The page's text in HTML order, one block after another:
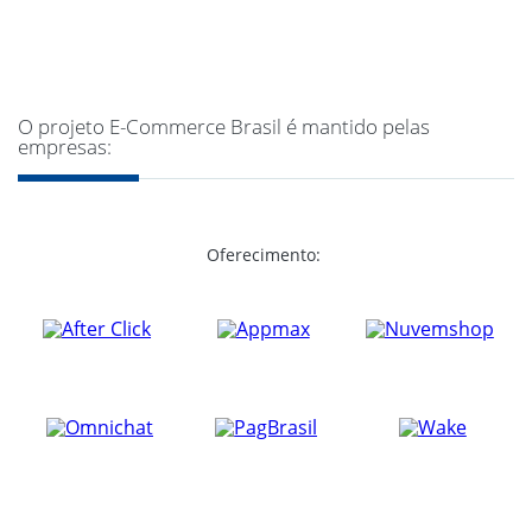
O projeto E-Commerce Brasil é mantido pelas
empresas:
Oferecimento: